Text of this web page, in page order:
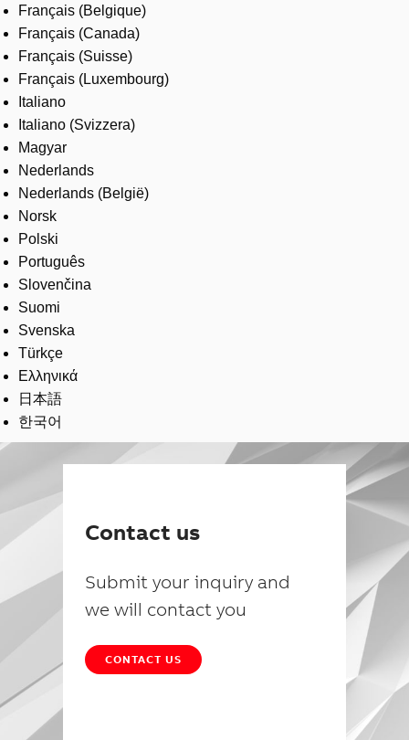
Français (Belgique)
Français (Canada)
Français (Suisse)
Français (Luxembourg)
Italiano
Italiano (Svizzera)
Magyar
Nederlands
Nederlands (België)
Norsk
Polski
Português
Slovenčina
Suomi
Svenska
Türkçe
Ελληνικά
日本語
한국어
Contact us
Submit your inquiry and
we will contact you
CONTACT US